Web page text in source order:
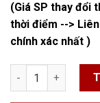
(Giá SP thay đổi
thời điểm -->
chính xác nhất )
Đồng Hồ Nước